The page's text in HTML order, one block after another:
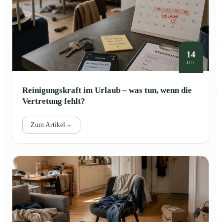
14
JUL
Reinigungskraft im Urlaub – was tun, wenn die
Vertretung fehlt?
Zum Artikel→